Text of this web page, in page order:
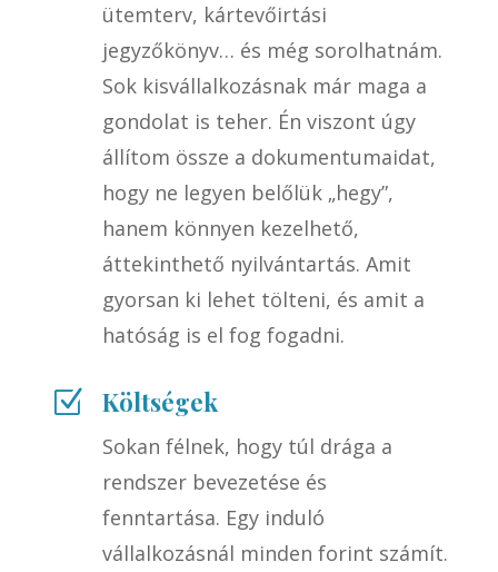
ütemterv, kártevőirtási
jegyzőkönyv… és még sorolhatnám.
Sok kisvállalkozásnak már maga a
gondolat is teher. Én viszont úgy
állítom össze a dokumentumaidat,
hogy ne legyen belőlük „hegy”,
hanem könnyen kezelhető,
áttekinthető nyilvántartás. Amit
gyorsan ki lehet tölteni, és amit a
hatóság is el fog fogadni.
Z Költségek
Sokan félnek, hogy túl drága a
rendszer bevezetése és
fenntartása. Egy induló
vállalkozásnál minden forint számít.